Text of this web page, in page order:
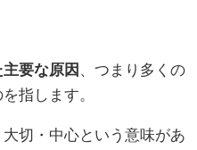
要な原因
、つまり多くの
指します。
大切・中心という意味があ